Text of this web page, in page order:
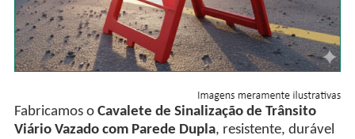
Fabricamos o Cavalete de Sinalização de Trânsito
Viário Vazado com Parede Dupla, resistente, durável